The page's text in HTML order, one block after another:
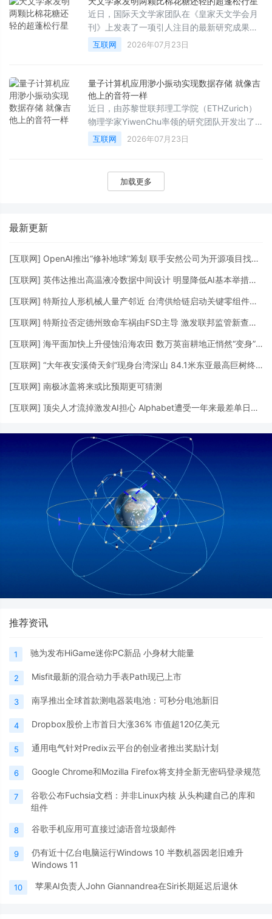
超乎想象的强大计算能力。
近日，国际天文学家团队在《皇家天文学会月
刊》上发表了一项引人注目的最新研究成果，
宣布在距离地球约1110光年外的南天星座“飞鱼
座”中，发现了两颗密度极低的“超级蓬松”巨行
为科学家研究奇异行星的起源与演化提供了罕
见的全新窗口。
互联网 2026年07月23日
量子计算机应用渺小振动实现数据存储 就像吉
他上的音符一样
近日，由苏黎世联邦理工学院（ETHZurich）
物理学家YiwenChu率领的研究团队开发出了
一种全新的量子芯片，成功将信息以微小振动
（即声子携带的振动能量包）的形式存储在芯
上共鸣的音符。这项突破性成果有望彻底改变
未来量子计算机的构建方式。
互联网 2026年07月23日
加载更多
最新更新
[互联网] OpenAI推出“修补地球”筹划 联手安然公司为开源项目找马脚打补丁
[互联网] 英伟达推出高温液冷数据中间设计 明显降低AI基本举措措施用水需求
[互联网] 特斯拉人形机械人量产邻近 台湾供给链启动关键零组件供货
[互联网] 特斯拉否定德州致命车祸由FSD主导 激发联邦监管新查询拜访
[互联网] 海平面加快上升侵蚀沿海农田 数万英亩耕地正悄然“变身”湿地
[互联网] “大年夜安溪倚天剑”现身台湾深山 84.1米东亚最高巨树终被发明
[互联网] 南极冰盖将来或比预期更可猜测
[互联网] 顶尖人才流掉激发AI担心 Alphabet遭受一年来最差单日表示
推荐资讯
1 驰为发布HiGame迷你PC新品 小身材大能量
2 Misfit最新的混合动力手表Path现已上市
3 南孚推出全球首款测电器装电池：可秒分电池新旧
4 Dropbox股价上市首日大涨36% 市值超120亿美元
5 通用电气针对Predix云平台的创业者推出奖励计划
6 Google Chrome和Mozilla Firefox将支持全新无密码登录规范
7
谷歌公布Fuchsia文档：并非Linux内核 从头构建自己的库和
组件
8 谷歌手机应用可直接过滤语音垃圾邮件
9
仍有近十亿台电脑运行Windows 10 半数机器因老旧难升
Windows 11
10 苹果AI负责人John Giannandrea在Siri长期延迟后退休